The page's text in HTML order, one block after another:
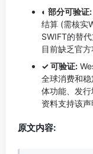
◐ 部分可验证:
结算 (需核实
SWIFT的替
目前缺乏官
✓ 可验证:
全球消费和
体功能、发
资料支持该
原文内容: